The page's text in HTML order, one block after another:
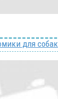
для собак